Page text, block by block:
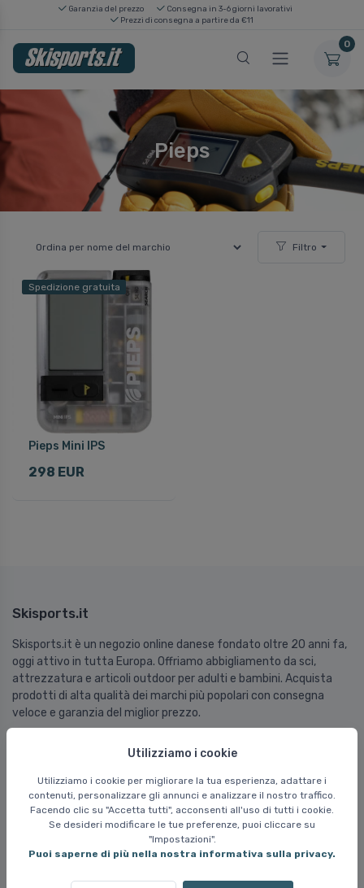
Utilizziamo i cookie
Utilizziamo i cookie per migliorare la tua esperienza, adattare i
contenuti, personalizzare gli annunci e analizzare il nostro traffico.
Facendo clic su "Accetta tutti", acconsenti all'uso di tutti i cookie.
Se desideri modificare le tue preferenze, puoi cliccare su
"Impostazioni".
Puoi saperne di più nella nostra informativa sulla privacy.
Garanzia del prezzo
Consegna in 3-6 giorni lavorativi
Prezzi di consegna a partire da €11
0
Pieps
Filtro
Spedizione gratuita
Pieps Mini IPS
298 EUR
Skisports.it
Skisports.it è un negozio online danese fondato oltre 20 anni fa,
oggi attivo in tutta Europa. Offriamo abbigliamento da sci,
attrezzatura e articoli outdoor per adulti e bambini. Acquista
prodotti di alta qualità dei marchi più popolari con consegna
veloce e garanzia del miglior prezzo.
Domande frequenti
Domande frequenti
Consegna e spedizione